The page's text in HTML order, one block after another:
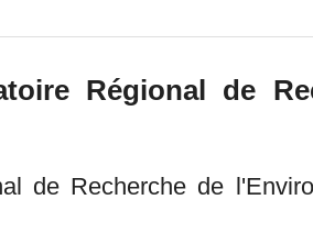
Régional de
de Recherche de